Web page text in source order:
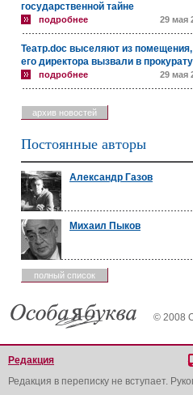
государственной тайне
подробнее 29 мая
Театр.doc выселяют из
его директора вызвали в
подробнее 29 мая
архив новостей
Постоянные авторы
Александр Газов
Михаил Пыков
полный список
© 2008
Редакция
Редакция в переписку не вступает.